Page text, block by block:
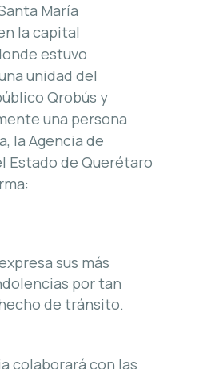
María
la capital
estuvo
unidad del
Qrobús y
una persona
la Agencia de
Estado de Querétaro
sus más
por tan
de tránsito.
colaborará con las